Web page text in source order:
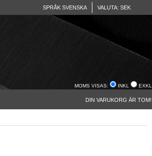
SPRÅK SVENSKA VALUTA: SEK
MOMS VISAS: INKL EXKL
DIN VARUKORG ÄR TOM!